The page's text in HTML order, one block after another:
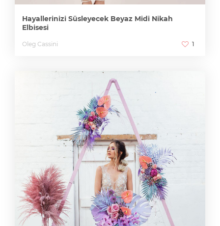
Hayallerinizi Süsleyecek Beyaz Midi Nikah
Elbisesi
Oleg Cassini 1